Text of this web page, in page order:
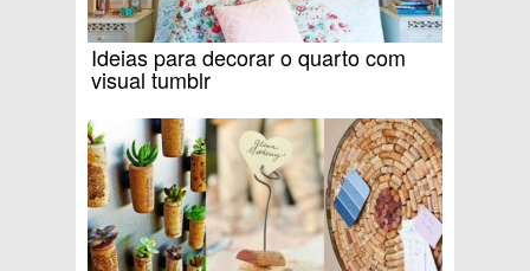
Ideias para decorar o quarto com
visual tumblr